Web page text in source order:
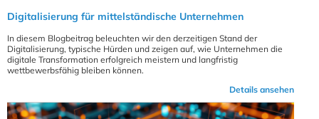
Digitalisierung für mittelständische Unternehmen
In diesem Blogbeitrag beleuchten wir den derzeitigen Stand der
Digitalisierung, typische Hürden und zeigen auf, wie Unternehmen die
digitale Transformation erfolgreich meistern und langfristig
wettbewerbsfähig bleiben können.
Details ansehen